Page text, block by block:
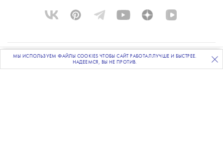
ПОДПИСЫВАЙТЕСЬНА НАШУ ВЕЧЕРНЮЮ РАССЫЛКУ
О ПРОЕКТЕ
МЫ ИСПОЛЬЗУЕМ ФАЙЛЫ COOKIES ЧТОБЫ САЙТ РАБОТАЛ ЛУЧШЕ И БЫСТРЕЕ.
НАДЕЕМСЯ, ВЫ НЕ ПРОТИВ.